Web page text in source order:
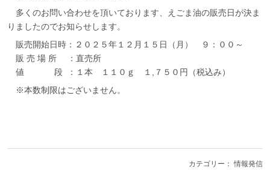
多くのお問い合わせを頂いております、えごま油の販売日が決ま
りましたのでお知らせします。
販売開始日時：２０２５年１２月１５日（月） ９：００～
販 売 場 所 ：直売所
値 段 ：１本 １１０ｇ １,７５０円（税込み）
※本数制限はございません。
カテゴリー： 情報発信